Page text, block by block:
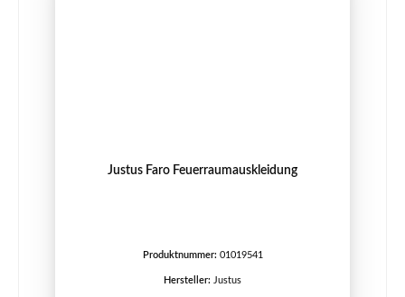
Justus Faro Feuerraumauskleidung
Produktnummer: 01019541
Hersteller: Justus